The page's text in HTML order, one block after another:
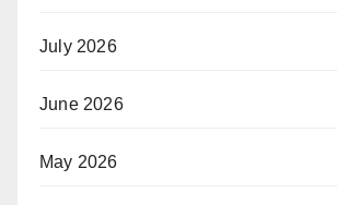
July 2026
June 2026
May 2026